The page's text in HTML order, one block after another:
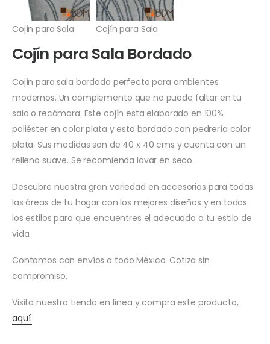
Cojín para Sala Cojín para Sala
Cojín para Sala Bordado
Cojín para sala bordado perfecto para ambientes
modernos. Un complemento que no puede faltar en tu
sala o recámara. Este cojín esta elaborado en 100%
poliéster en color plata y esta bordado con pedrería color
plata. Sus medidas son de 40 x 40 cms y cuenta con un
relleno suave. Se recomienda lavar en seco.
Descubre nuestra gran variedad en accesorios para todas
las áreas de tu hogar con los mejores diseños y en todos
los estilos para que encuentres el adecuado a tu estilo de
vida.
Contamos con envíos a todo México. Cotiza sin
compromiso.
Visita nuestra tienda en línea y compra este producto,
aquí.